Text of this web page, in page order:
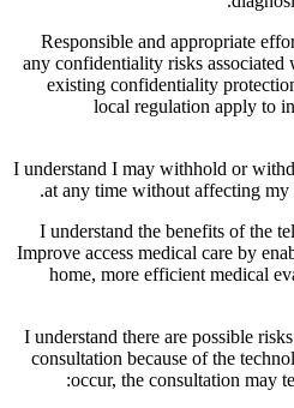
Responsible and appropriate
any confidentiality risks associated
existing confidentiality
local regulation apply to
I understand I may withhold or
at any time without affecting my
I understand the benefits of the
Improve access medical care by
home, more efficient medical
I understand there are possible
consultation because of the
occur, the consultation may